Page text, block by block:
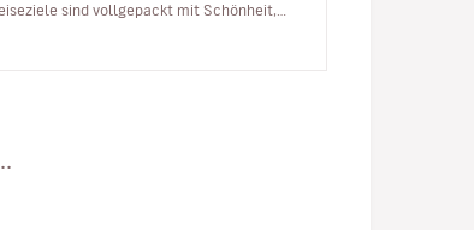
sind vollgepackt mit Schönheit,